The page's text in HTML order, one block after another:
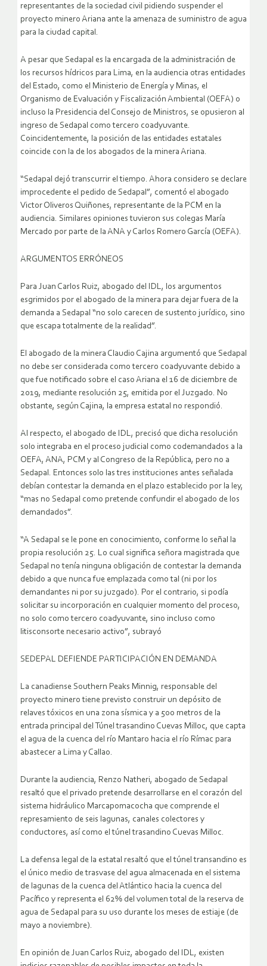
representantes de la sociedad civil pidiendo suspender el
proyecto minero Ariana ante la amenaza de suministro de agua
para la ciudad capital.
A pesar que Sedapal es la encargada de la administración de
los recursos hídricos para Lima, en la audiencia otras entidades
del Estado, como el Ministerio de Energía y Minas, el
Organismo de Evaluación y Fiscalización Ambiental (OEFA) o
incluso la Presidencia del Consejo de Ministros, se opusieron al
ingreso de Sedapal como tercero coadyuvante.
Coincidentemente, la posición de las entidades estatales
coincide con la de los abogados de la minera Ariana.
“Sedapal dejó transcurrir el tiempo. Ahora considero se declare
improcedente el pedido de Sedapal”, comentó el abogado
Victor Oliveros Quiñones, representante de la PCM en la
audiencia. Similares opiniones tuvieron sus colegas María
Mercado por parte de la ANA y Carlos Romero García (OEFA).
ARGUMENTOS ERRÓNEOS
Para Juan Carlos Ruiz, abogado del IDL, los argumentos
esgrimidos por el abogado de la minera para dejar fuera de la
demanda a Sedapal “no solo carecen de sustento jurídico, sino
que escapa totalmente de la realidad”.
El abogado de la minera Claudio Cajina argumentó que Sedapal
no debe ser considerada como tercero coadyuvante debido a
que fue notificado sobre el caso Ariana el 16 de diciembre de
2019, mediante resolución 25, emitida por el Juzgado. No
obstante, según Cajina, la empresa estatal no respondió.
Al respecto, el abogado de IDL, precisó que dicha resolución
solo integraba en el proceso judicial como codemandados a la
OEFA, ANA, PCM y al Congreso de la República, pero no a
Sedapal. Entonces solo las tres instituciones antes señalada
debían contestar la demanda en el plazo establecido por la ley,
“mas no Sedapal como pretende confundir el abogado de los
demandados”.
“A Sedapal se le pone en conocimiento, conforme lo señal la
propia resolución 25. Lo cual significa señora magistrada que
Sedapal no tenía ninguna obligación de contestar la demanda
debido a que nunca fue emplazada como tal (ni por los
demandantes ni por su juzgado). Por el contrario, si podía
solicitar su incorporación en cualquier momento del proceso,
no solo como tercero coadyuvante, sino incluso como
litisconsorte necesario activo”, subrayó
SEDEPAL DEFIENDE PARTICIPACIÓN EN DEMANDA
La canadiense Southern Peaks Minnig, responsable del
proyecto minero tiene previsto construir un depósito de
relaves tóxicos en una zona sísmica y a 500 metros de la
entrada principal del Túnel trasandino Cuevas Milloc, que capta
el agua de la cuenca del río Mantaro hacia el río Rímac para
abastecer a Lima y Callao.
Durante la audiencia, Renzo Natheri, abogado de Sedapal
resaltó que el privado pretende desarrollarse en el corazón del
sistema hidráulico Marcapomacocha que comprende el
represamiento de seis lagunas, canales colectores y
conductores, así como el túnel trasandino Cuevas Milloc.
La defensa legal de la estatal resaltó que el túnel transandino es
el único medio de trasvase del agua almacenada en el sistema
de lagunas de la cuenca del Atlántico hacia la cuenca del
Pacífico y representa el 62% del volumen total de la reserva de
agua de Sedapal para su uso durante los meses de estiaje (de
mayo a noviembre).
En opinión de Juan Carlos Ruiz, abogado del IDL, existen